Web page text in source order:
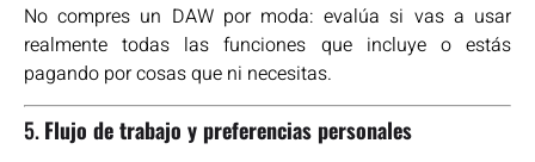
No compres un DAW por moda: evalúa si vas a usar
realmente todas las funciones que incluye o estás
pagando por cosas que ni necesitas.
5.Flujo de trabajo y preferencias personales